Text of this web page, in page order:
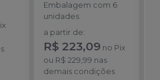
Embalagem com 6
unidades.
a partir de:
R$ 223,09 no Pix
ou R$ 229,99 nas
demais condições